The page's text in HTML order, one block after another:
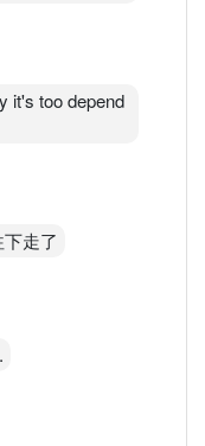
it's too depend
走了